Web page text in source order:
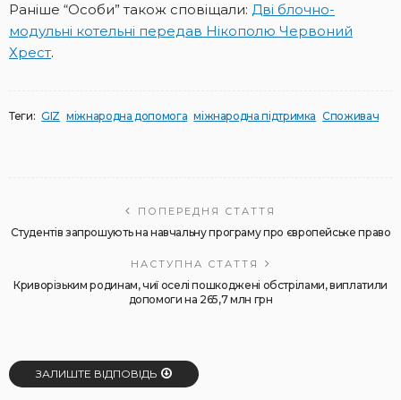
Раніше “Особи” також сповіщали: Дві блочно-
модульні котельні передав Нікополю Червоний
Хрест.
Теги: GIZ міжнародна допомога міжнародна підтримка Споживач
ПОПЕРЕДНЯ СТАТТЯ
Студентів запрошують на навчальну програму про європейське право
НАСТУПНА СТАТТЯ
Криворізьким родинам, чиї оселі пошкоджені обстрілами, виплатили
допомоги на 265,7 млн грн
ЗАЛИШТЕ ВІДПОВІДЬ